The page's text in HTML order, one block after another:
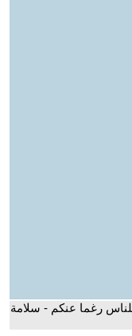
رغما عنكم - سلامة